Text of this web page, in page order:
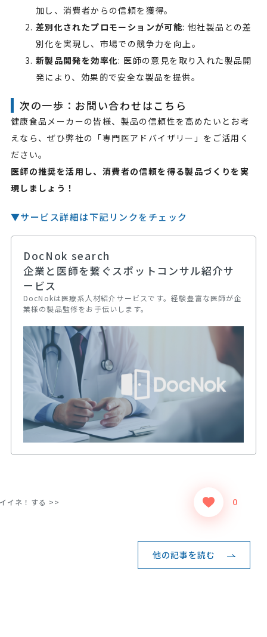
加し、消費者からの信頼を獲得。
差別化されたプロモーションが可能: 他社製品との差
別化を実現し、市場での競争力を向上。
新製品開発を効率化: 医師の意見を取り入れた製品開
発により、効果的で安全な製品を提供。
次の一歩：お問い合わせはこちら
健康食品メーカーの皆様、製品の信頼性を高めたいとお考
えなら、ぜひ弊社の「専門医アドバイザリー」をご活用く
ださい。
医師の推奨を活用し、消費者の信頼を得る製品づくりを実
現しましょう！
▼サービス詳細は下記リンクをチェック
DocNok search
企業と医師を繋ぐスポットコンサル紹介サ
ービス
DocNokは医療系人材紹介サービスです。経験豊富な医師が企
業様の製品監修をお手伝いします。
イネ！する >> 0
他の記事を読む